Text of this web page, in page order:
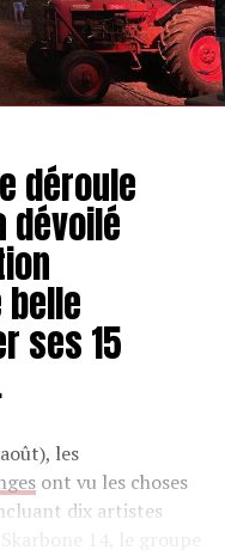
déroule
belle
ses 15
les
ont vu les choses
dix artistes